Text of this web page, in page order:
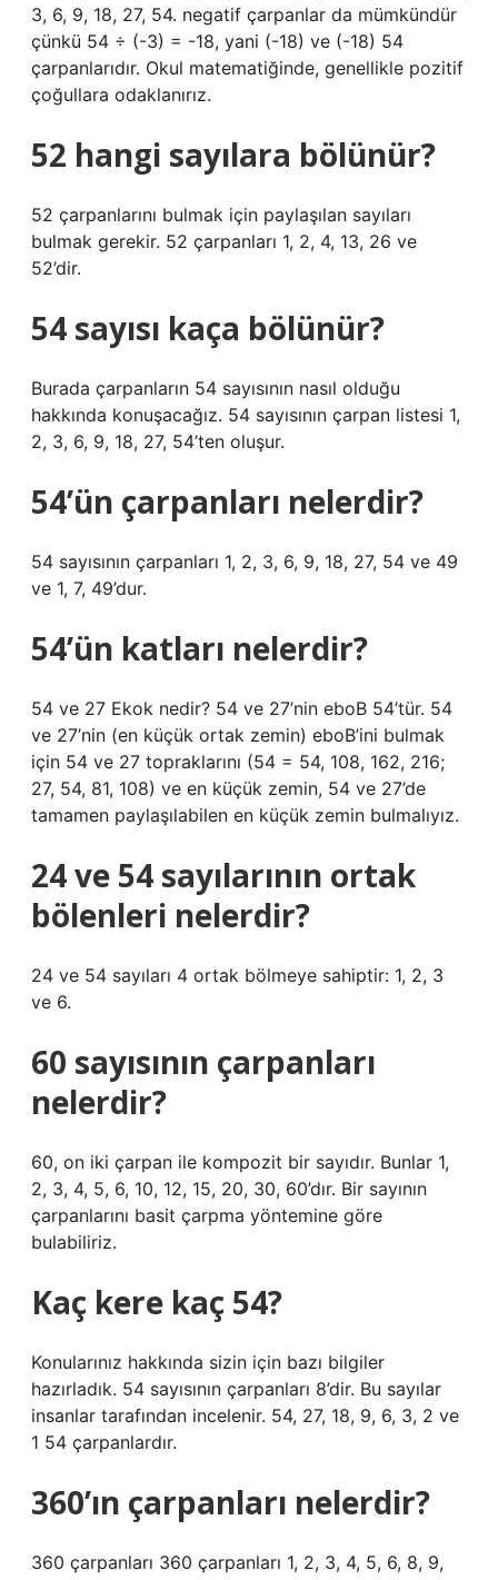
3, 6, 9, 18, 27, 54. negatif çarpanlar da mümkündür
çünkü 54 ÷ (-3) = -18, yani (-18) ve (-18) 54
çarpanlarıdır. Okul matematiğinde, genellikle pozitif
çoğullara odaklanırız.
52 hangi sayılara bölünür?
52 çarpanlarını bulmak için paylaşılan sayıları
bulmak gerekir. 52 çarpanları 1, 2, 4, 13, 26 ve
52’dir.
54 sayısı kaça bölünür?
Burada çarpanların 54 sayısının nasıl olduğu
hakkında konuşacağız. 54 sayısının çarpan listesi 1,
2, 3, 6, 9, 18, 27, 54’ten oluşur.
54’ün çarpanları nelerdir?
54 sayısının çarpanları 1, 2, 3, 6, 9, 18, 27, 54 ve 49
ve 1, 7, 49’dur.
54’ün katları nelerdir?
54 ve 27 Ekok nedir? 54 ve 27’nin eboB 54’tür. 54
ve 27’nin (en küçük ortak zemin) eboB’ini bulmak
için 54 ve 27 topraklarını (54 = 54, 108, 162, 216;
27, 54, 81, 108) ve en küçük zemin, 54 ve 27’de
tamamen paylaşılabilen en küçük zemin bulmalıyız.
24 ve 54 sayılarının ortak
bölenleri nelerdir?
24 ve 54 sayıları 4 ortak bölmeye sahiptir: 1, 2, 3
ve 6.
60 sayısının çarpanları
nelerdir?
60, on iki çarpan ile kompozit bir sayıdır. Bunlar 1,
2, 3, 4, 5, 6, 10, 12, 15, 20, 30, 60’dır. Bir sayının
çarpanlarını basit çarpma yöntemine göre
bulabiliriz.
Kaç kere kaç 54?
Konularınız hakkında sizin için bazı bilgiler
hazırladık. 54 sayısının çarpanları 8’dir. Bu sayılar
insanlar tarafından incelenir. 54, 27, 18, 9, 6, 3, 2 ve
1 54 çarpanlardır.
360’ın çarpanları nelerdir?
360 çarpanları 360 çarpanları 1, 2, 3, 4, 5, 6, 8, 9,